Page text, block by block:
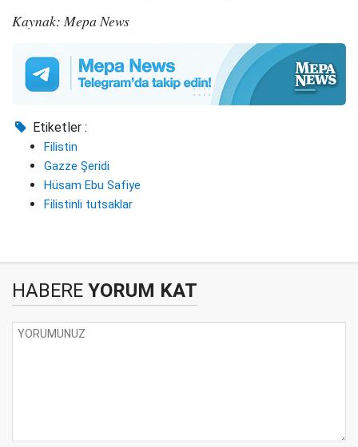
Kaynak: Mepa News
Etiketler :
Filistin
Gazze Şeridi
Hüsam Ebu Safiye
Filistinli tutsaklar
HABERE YORUM KAT